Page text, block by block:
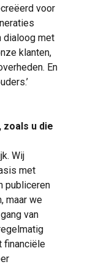
voor
dialoog met
klanten,
En
u die
Wij
met
publiceren
maar we
van
financiële